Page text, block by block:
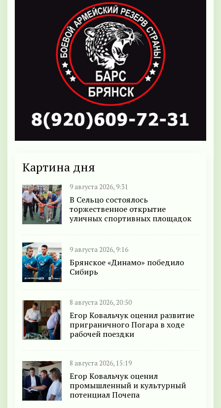
Картина дня
9 августа 2026, 9:31
В Сельцо состоялось
торжественное открытие
уличных спортивных площадок
9 августа 2026, 9:16
Брянское «Динамо» победило
Сибирь
8 августа 2026, 20:50
Егор Ковальчук оценил развитие
приграничного Погара в ходе
рабочей поездки
8 августа 2026, 15:19
Егор Ковальчук оценил
промышленный и культурный
потенциал Почепа